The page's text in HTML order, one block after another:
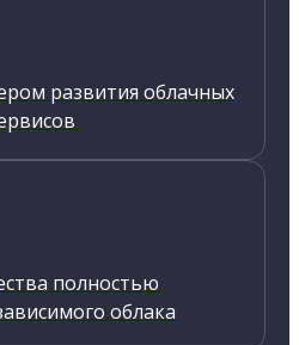
развития облачных
полностью
облака